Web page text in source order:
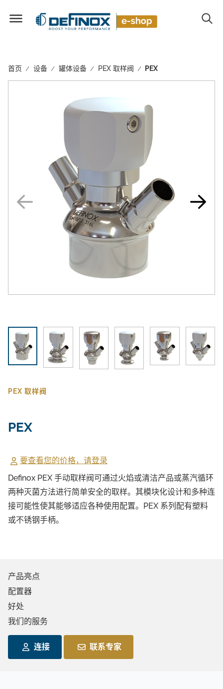
首页 / 设备 / 罐体设备 / PEX 取样阀 / PEX
PEX 取样阀
PEX
要查看您的价格，请登录
Definox PEX 手动取样阀可通过火焰或清洁产品或蒸汽循环
两种灭菌方法进行简单安全的取样。其模块化设计和多种连
接可能性使其能够适应各种使用配置。PEX 系列配有塑料
或不锈钢手柄。
产品亮点
配置器
好处
我们的服务
连接 联系专家